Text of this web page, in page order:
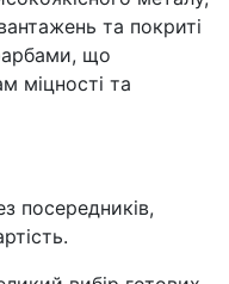
та покриті
що
міцності та
посередників,